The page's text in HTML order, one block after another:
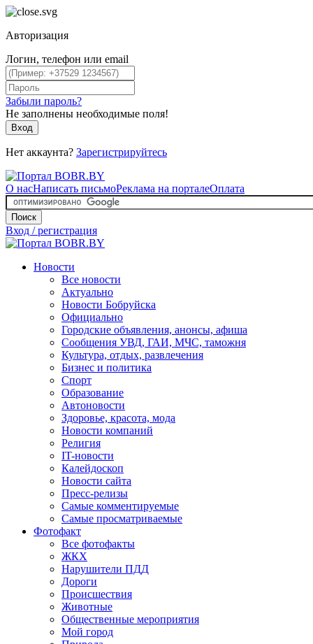
Авторизация
Логин, телефон или email
Забыли пароль?
Не заполнены необходимые поля!
Вход
Нет аккаунта? Зарегистрируйтесь
О насНаписать письмоРеклама на порталеОплата
Поиск
Вход / регистрация
Новости
Все новости
Актуально
Новости Бобруйска
Официально
Городские объявления, анонсы, афиша
Сообщения УВД, ГАИ, МЧС, таможня
Культура, отдых, развлечения
Бизнес и политика
Спорт
Образование
Автоновости
Здоровье, красота, мода
Новости компаний
Религия
IT-новости
Калейдоскоп
Новости сайта
Пресс-релизы
Самые комментируемые
Самые просматриваемые
Фотофакт
Все фотофакты
ЖКХ
Нарушители ПДД
Дороги
Происшествия
Животные
Общественные мероприятия
Мой город